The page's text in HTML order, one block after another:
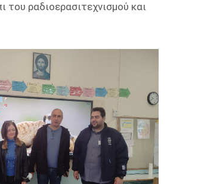
του ραδιοερασιτεχνισμού και